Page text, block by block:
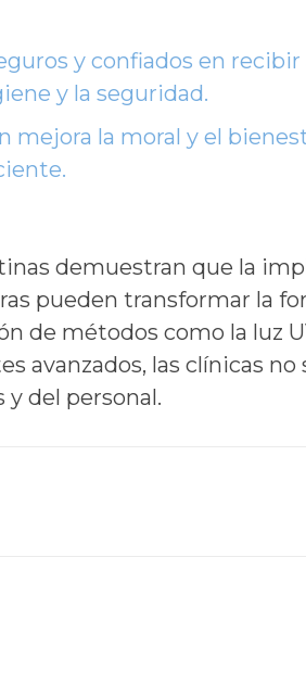
y confiados en
y la seguridad.
la moral y el
demuestran que la
pueden transformar la
de métodos como la luz
avanzados, las clínicas no
del personal.